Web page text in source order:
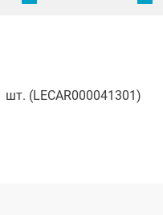
(LECAR000041301)